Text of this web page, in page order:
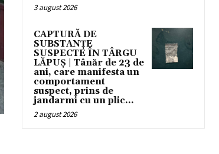
3 august 2026
CAPTURĂ DE
SUBSTANȚE
SUSPECTE ÎN TÂRGU
LĂPUȘ | Tânăr de 23 de
ani, care manifesta un
comportament
suspect, prins de
jandarmi cu un plic...
2 august 2026